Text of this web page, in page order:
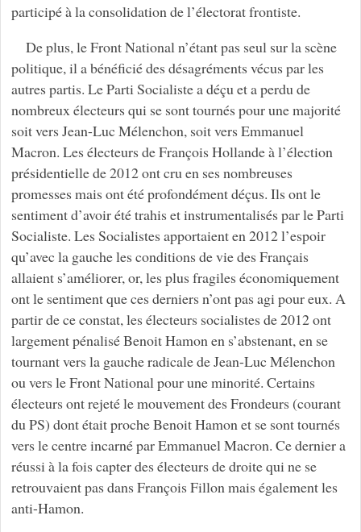
participé à la consolidation de l’électorat frontiste.
De plus, le Front National n’étant pas seul sur la scène
politique, il a bénéficié des désagréments vécus par les
autres partis. Le Parti Socialiste a déçu et a perdu de
nombreux électeurs qui se sont tournés pour une majorité
soit vers Jean-Luc Mélenchon, soit vers Emmanuel
Macron. Les électeurs de François Hollande à l’élection
présidentielle de 2012 ont cru en ses nombreuses
promesses mais ont été profondément déçus. Ils ont le
sentiment d’avoir été trahis et instrumentalisés par le Parti
Socialiste. Les Socialistes apportaient en 2012 l’espoir
qu’avec la gauche les conditions de vie des Français
allaient s’améliorer, or, les plus fragiles économiquement
ont le sentiment que ces derniers n’ont pas agi pour eux. A
partir de ce constat, les électeurs socialistes de 2012 ont
largement pénalisé Benoit Hamon en s’abstenant, en se
tournant vers la gauche radicale de Jean-Luc Mélenchon
ou vers le Front National pour une minorité. Certains
électeurs ont rejeté le mouvement des Frondeurs (courant
du PS) dont était proche Benoit Hamon et se sont tournés
vers le centre incarné par Emmanuel Macron. Ce dernier a
réussi à la fois capter des électeurs de droite qui ne se
retrouvaient pas dans François Fillon mais également les
anti-Hamon.